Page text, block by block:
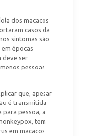
dos macacos
casos da
sintomas são
épocas
deve ser
pessoas
que, apesar
é transmitida
para pessoa, a
tem
em macacos